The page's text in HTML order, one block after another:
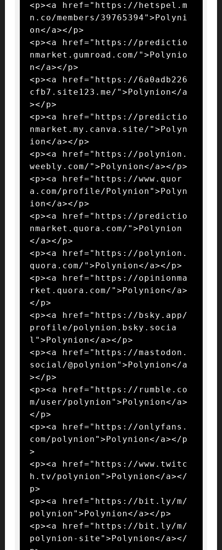
<p><a href="https://hetspel.m
n.co/members/39765394">Polyni
on</a></p>
<p><a href="https://predictio
nmarket.gumroad.com/">Polynio
n</a></p>
<p><a href="https://6a0adb226
cfb7.site123.me/">Polynion</a
></p>
<p><a href="https://predictio
nmarket.my.canva.site/">Polyn
ion</a></p>
<p><a href="https://polynion.
weebly.com/">Polynion</a></p>
<p><a href="https://www.quor
a.com/profile/Polynion">Polyn
ion</a></p>
<p><a href="https://predictio
nmarket.quora.com/">Polynion
</a></p>
<p><a href="https://polynion.
quora.com/">Polynion</a></p>
<p><a href="https://opinionma
rket.quora.com/">Polynion</a>
</p>
<p><a href="https://bsky.app/
profile/polynion.bsky.socia
l">Polynion</a></p>
<p><a href="https://mastodon.
social/@polynion">Polynion</a
></p>
<p><a href="https://rumble.co
m/user/polynion">Polynion</a>
</p>
<p><a href="https://onlyfans.
com/polynion">Polynion</a></p
>
<p><a href="https://www.twitc
h.tv/polynion">Polynion</a></
p>
<p><a href="https://bit.ly/m/
polynion">Polynion</a></p>
<p><a href="https://bit.ly/m/
polynion-site">Polynion</a></